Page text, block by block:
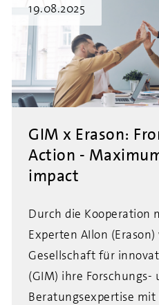
19.08.2025
GIM x Erason:
Action -
impact
Durch die Kooperation
Experten AIlon
Gesellschaft für
(GIM) ihre Forschungs-
Beratungsexpertise mit